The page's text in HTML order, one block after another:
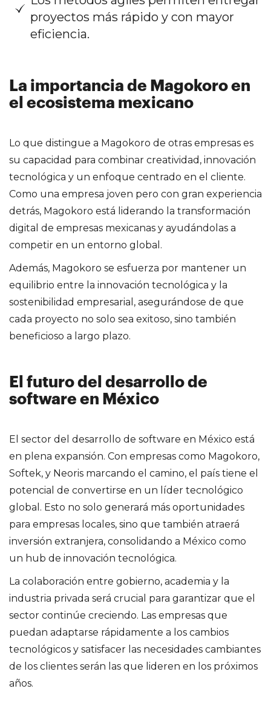
proyectos más rápido y con mayor
eficiencia.
La importancia de Magokoro en
el ecosistema mexicano
Lo que distingue a Magokoro de otras empresas es
su capacidad para combinar creatividad, innovación
tecnológica y un enfoque centrado en el cliente.
Como una empresa joven pero con gran experiencia
detrás, Magokoro está liderando la transformación
digital de empresas mexicanas y ayudándolas a
competir en un entorno global.
Además, Magokoro se esfuerza por mantener un
equilibrio entre la innovación tecnológica y la
sostenibilidad empresarial, asegurándose de que
cada proyecto no solo sea exitoso, sino también
beneficioso a largo plazo.
El futuro del desarrollo de
software en México
El sector del desarrollo de software en México está
en plena expansión. Con empresas como Magokoro,
Softek, y Neoris marcando el camino, el país tiene el
potencial de convertirse en un líder tecnológico
global. Esto no solo generará más oportunidades
para empresas locales, sino que también atraerá
inversión extranjera, consolidando a México como
un hub de innovación tecnológica.
La colaboración entre gobierno, academia y la
industria privada será crucial para garantizar que el
sector continúe creciendo. Las empresas que
puedan adaptarse rápidamente a los cambios
tecnológicos y satisfacer las necesidades cambiantes
de los clientes serán las que lideren en los próximos
años.